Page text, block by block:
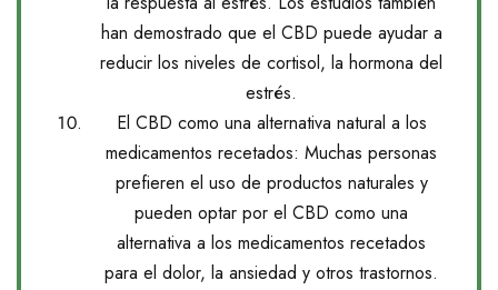
han demostrado que el CBD puede ayudar a
reducir los niveles de cortisol, la hormona del
estrés.
El CBD como una alternativa natural a los
medicamentos recetados: Muchas personas
prefieren el uso de productos naturales y
pueden optar por el CBD como una
alternativa a los medicamentos recetados
para el dolor, la ansiedad y otros trastornos.